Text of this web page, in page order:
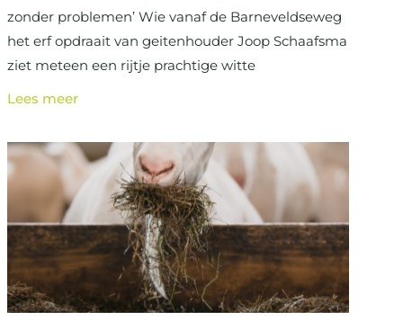
zonder problemen’ Wie vanaf de Barneveldseweg
het erf opdraait van geitenhouder Joop Schaafsma
ziet meteen een rijtje prachtige witte
Lees meer